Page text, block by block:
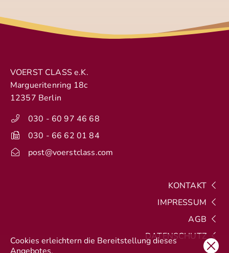
VOERST CLASS e.K.
Margueritenring 18c
12357 Berlin
030 - 60 97 46 68
030 - 66 62 01 84
post@voerstclass.com
KONTAKT
IMPRESSUM
AGB
DATENSCHUTZ
Cookies erleichtern die Bereitstellung dieses